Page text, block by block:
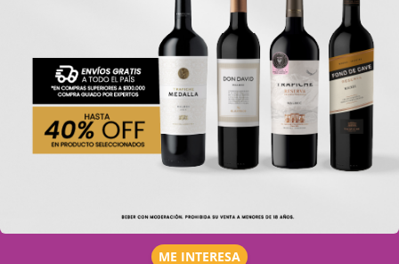
ME INTERESA